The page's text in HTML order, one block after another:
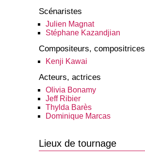
Scénaristes
Julien Magnat
Stéphane Kazandjian
Compositeurs, compositrices
Kenji Kawai
Acteurs, actrices
Olivia Bonamy
Jeff Ribier
Thylda Barès
Dominique Marcas
Lieux de tournage